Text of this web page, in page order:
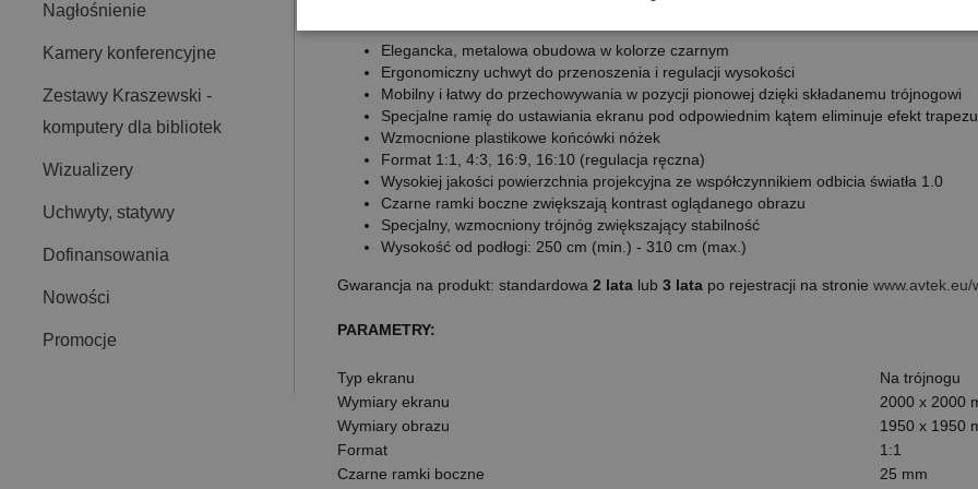
Nagłośnienie
Kamery konferencyjne
Zestawy Kraszewski -
komputery dla bibliotek
Wizualizery
Uchwyty, statywy
Dofinansowania
Nowości
Promocje
Elegancka, metalowa obudowa w kolorze czarnym
Ergonomiczny uchwyt do przenoszenia i regulacji wysokości
Mobilny i łatwy do przechowywania w pozycji pionowej dzięki składanemu trójnogowi
Specjalne ramię do ustawiania ekranu pod odpowiednim kątem eliminuje efekt trapezu
Wzmocnione plastikowe końcówki nóżek
Format 1:1, 4:3, 16:9, 16:10 (regulacja ręczna)
Wysokiej jakości powierzchnia projekcyjna ze współczynnikiem odbicia światła 1.0
Czarne ramki boczne zwiększają kontrast oglądanego obrazu
Specjalny, wzmocniony trójnóg zwiększający stabilność
Wysokość od podłogi: 250 cm (min.) - 310 cm (max.)
Gwarancja na produkt: standardowa 2 lata lub 3 lata po rejestracji na stronie www.avtek.eu/
PARAMETRY:
Typ ekranu
Na trójnogu
Wymiary ekranu
2000 x 2000
Wymiary obrazu
1950 x 1950
Format
1:1
Czarne ramki boczne
25 mm